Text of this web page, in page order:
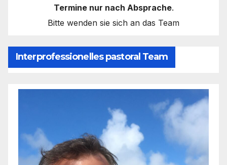
Termine nur nach Absprache.
Bitte wenden sie sich an das Team
Interprofessionelles pastoral Team